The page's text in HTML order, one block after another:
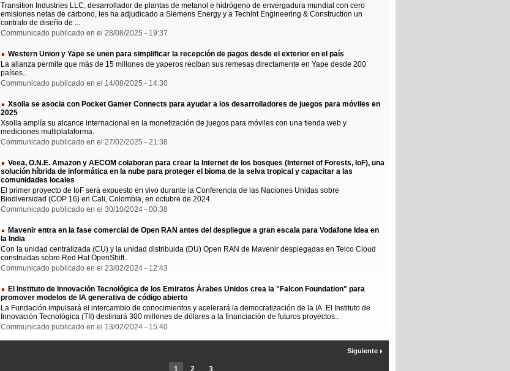
Transition Industries LLC, desarrollador de plantas de metanol e hidrógeno de envergadura mundial con cero
emisiones netas de carbono, les ha adjudicado a Siemens Energy y a Techint Engineering & Construction un
contrato de diseño de ...
Communicado publicado en el 28/08/2025 - 19:37
Western Union y Yape se unen para simplificar la recepción de pagos desde el exterior en el país
La alianza permite que más de 15 millones de yaperos reciban sus remesas directamente en Yape desde 200
países..
Communicado publicado en el 14/08/2025 - 14:30
Xsolla se asocia con Pocket Gamer Connects para ayudar a los desarrolladores de juegos para móviles en
2025
Xsolla amplía su alcance internacional en la monetización de juegos para móviles con una tienda web y
mediciones multiplataforma.
Communicado publicado en el 27/02/2025 - 21:38
Veea, O.N.E. Amazon y AECOM colaboran para crear la Internet de los bosques (Internet of Forests, IoF), una
solución híbrida de informática en la nube para proteger el bioma de la selva tropical y capacitar a las
comunidades locales
El primer proyecto de IoF será expuesto en vivo durante la Conferencia de las Naciones Unidas sobre
Biodiversidad (COP 16) en Cali, Colombia, en octubre de 2024.
Communicado publicado en el 30/10/2024 - 00:38
Mavenir entra en la fase comercial de Open RAN antes del despliegue a gran escala para Vodafone Idea en
la India
Con la unidad centralizada (CU) y la unidad distribuida (DU) Open RAN de Mavenir desplegadas en Telco Cloud
construidas sobre Red Hat OpenShift..
Communicado publicado en el 23/02/2024 - 12:43
El Instituto de Innovación Tecnológica de los Emiratos Árabes Unidos crea la "Falcon Foundation" para
promover modelos de IA generativa de código abierto
La Fundación impulsará el intercambio de conocimientos y acelerará la democratización de la IA. El Instituto de
Innovación Tecnológica (TII) destinará 300 millones de dólares a la financiación de futuros proyectos..
Communicado publicado en el 13/02/2024 - 15:40
1 2 3
Siguiente